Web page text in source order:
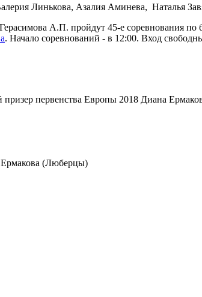
Линькова, Азалия Аминева, Наталья
А.П. пройдут 45-е соревнования по
. Начало соревнований - в 12:00. Вход
первенства Европы 2018 Диана
Ермакова (Люберцы)